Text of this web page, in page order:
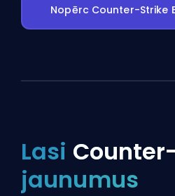
Nopērc Counter-Strike
Lasi
jaunumus